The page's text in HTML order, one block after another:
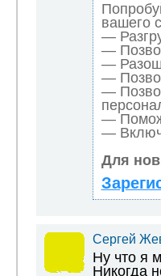
вашего
—
—
—
—
—
—
—
Для
Сергей
Ну что я
Никогда